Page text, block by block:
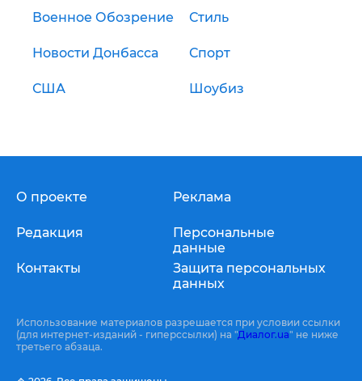
Военное Обозрение Стиль
Новости Донбасса Спорт
США Шоубиз
О проекте
Редакция
Контакты
Реклама
Персональные
данные
Защита персональных
данных
Использование материалов разрешается при условии ссылки
(для интернет-изданий - гиперссылки) на "Диалог.ua" не ниже
третьего абзаца.